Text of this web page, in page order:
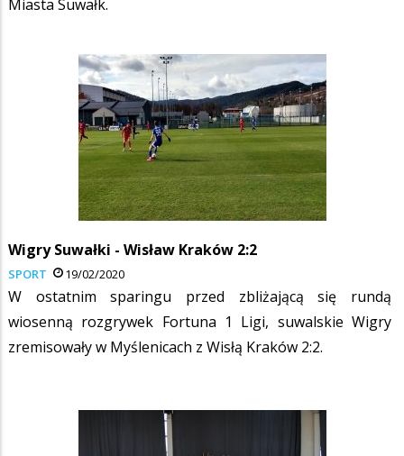
Miasta Suwałk.
Wigry Suwałki - Wisław Kraków 2:2
SPORT 19/02/2020
W ostatnim sparingu przed zbliżającą się rundą
wiosenną rozgrywek Fortuna 1 Ligi, suwalskie Wigry
zremisowały w Myślenicach z Wisłą Kraków 2:2.